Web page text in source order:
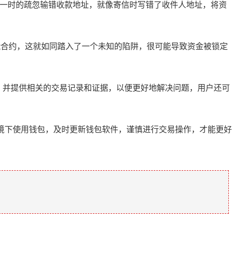
时的疏忽输错收款地址，就像寄信时写错了收件人地址，将资
约，这就如同踏入了一个未知的陷阱，很可能导致资金被锁定
提供相关的交易记录和证据，以便更好地解决问题，用户还可
使用钱包，及时更新钱包软件，谨慎进行交易操作，才能更好